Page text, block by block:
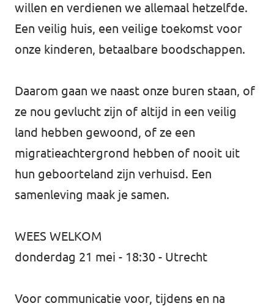
willen en verdienen we allemaal hetzelfde.
Een veilig huis, een veilige toekomst voor
onze kinderen, betaalbare boodschappen.
Daarom gaan we naast onze buren staan, of
ze nou gevlucht zijn of altijd in een veilig
land hebben gewoond, of ze een
migratieachtergrond hebben of nooit uit
hun geboorteland zijn verhuisd. Een
samenleving maak je samen.
WEES WELKOM
donderdag 21 mei - 18:30 - Utrecht
Voor communicatie voor, tijdens en na